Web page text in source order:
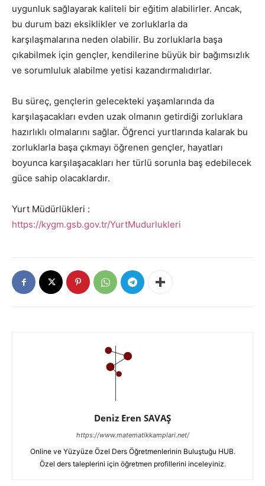
uygunluk sağlayarak kaliteli bir eğitim alabilirler. Ancak,
bu durum bazı eksiklikler ve zorluklarla da
karşılaşmalarına neden olabilir. Bu zorluklarla başa
çıkabilmek için gençler, kendilerine büyük bir bağımsızlık
ve sorumluluk alabilme yetisi kazandırmalıdırlar.
Bu süreç, gençlerin gelecekteki yaşamlarında da
karşılaşacakları evden uzak olmanın getirdiği zorluklara
hazırlıklı olmalarını sağlar. Öğrenci yurtlarında kalarak bu
zorluklarla başa çıkmayı öğrenen gençler, hayatları
boyunca karşılaşacakları her türlü sorunla baş edebilecek
güce sahip olacaklardır.
Yurt Müdürlükleri :
https://kygm.gsb.gov.tr/YurtMudurlukleri
Deniz Eren SAVAŞ
https://www.matematikkamplari.net/
Online ve Yüzyüze Özel Ders Öğretmenlerinin Buluştuğu HUB.
Özel ders taleplerini için öğretmen profillerini inceleyiniz.